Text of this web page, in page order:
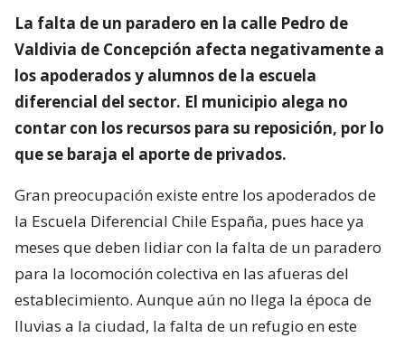
La falta de un paradero en la calle Pedro de
Valdivia de Concepción afecta negativamente a
los apoderados y alumnos de la escuela
diferencial del sector. El municipio alega no
contar con los recursos para su reposición, por lo
que se baraja el aporte de privados.
Gran preocupación existe entre los apoderados de
la Escuela Diferencial Chile España, pues hace ya
meses que deben lidiar con la falta de un paradero
para la locomoción colectiva en las afueras del
establecimiento. Aunque aún no llega la época de
lluvias a la ciudad, la falta de un refugio en este